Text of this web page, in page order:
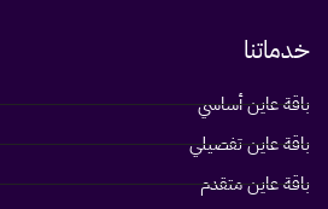
خدماتنا
باقة عاين أساسي
باقة عاين تفصيلي
باقة عاين متقدم